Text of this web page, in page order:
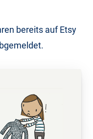
bereits auf Etsy